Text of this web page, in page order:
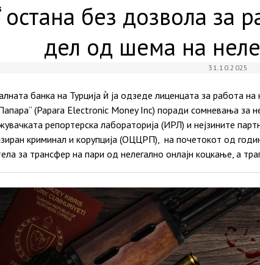
остана без дозвола за
дел од шема на
31.10.2025
банка на Турција ѝ ја одзеде лиценцата за работа
(Papara Electronic Money Inc) поради сомневања за
репортерска лабораторија (ИРЛ) и нејзините
криминал и корупција (ОЦЦРП), на почетокот од
за трансфер на пари од нелегално онлајн коцкање, а